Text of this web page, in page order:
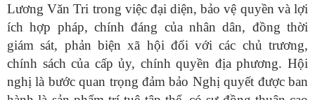
Lương Văn Tri trong việc đại diện, bảo vệ quyền và lợi
ích hợp pháp, chính đáng của nhân dân, đồng thời
giám sát, phản biện xã hội đối với các chủ trương,
chính sách của cấp ủy, chính quyền địa phương. Hội
nghị là bước quan trọng đảm bảo Nghị quyết được ban